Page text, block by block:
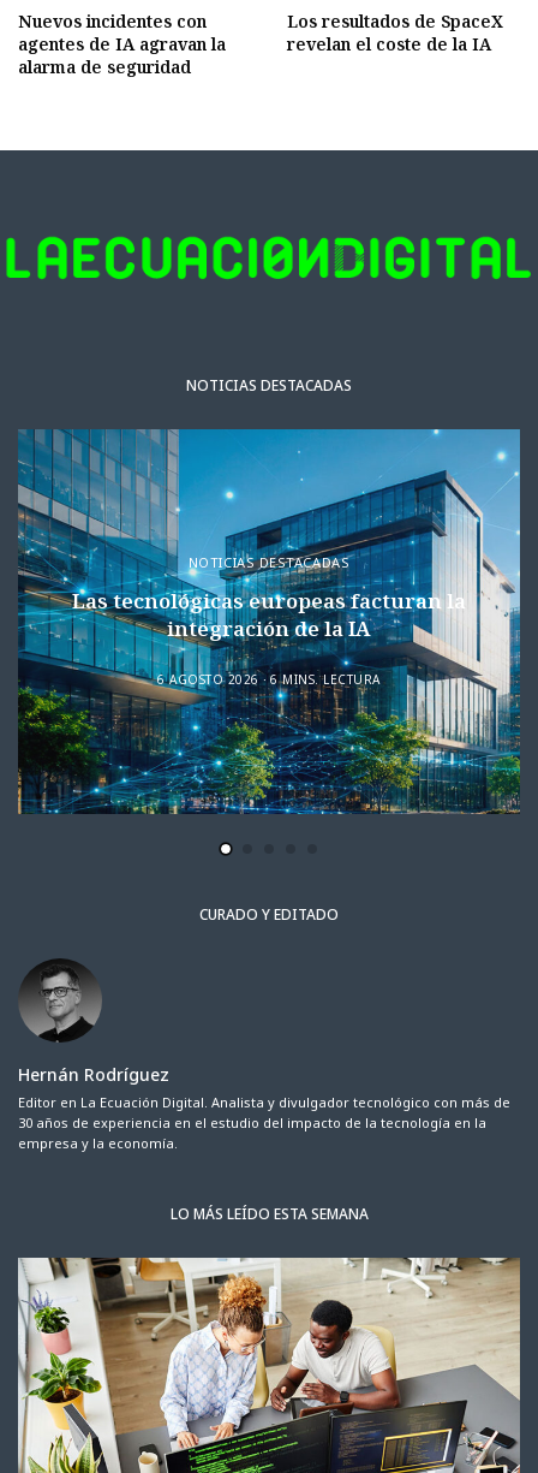
Nuevos incidentes con
agentes de IA agravan la
alarma de seguridad
Los resultados de SpaceX
revelan el coste de la IA
NOTICIAS DESTACADAS
NOTICIAS DESTACADAS
Las tecnológicas europeas facturan la
integración de la IA
6 AGOSTO 2026 6 MINS. LECTURA
CURADO Y EDITADO
Hernán Rodríguez
Editor en La Ecuación Digital. Analista y divulgador tecnológico con más de
30 años de experiencia en el estudio del impacto de la tecnología en la
empresa y la economía.
LO MÁS LEÍDO ESTA SEMANA